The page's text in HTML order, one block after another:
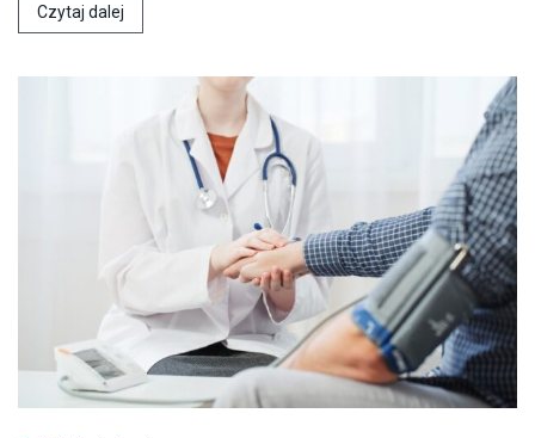
Czytaj dalej